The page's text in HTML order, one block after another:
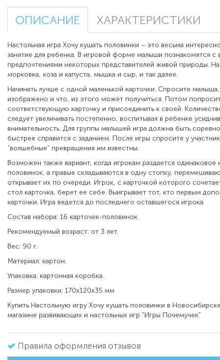
ОПИСАНИЕ ХАРАКТЕРИСТИКИ
Настольная игра Хочу кушать половинки – это весьма
занятие для ребенка. В игровой форме малыши познакомятся с
предпочтениями некоторых представителей живой природы.
морковка, коза и капуста, мышка и сыр, и так далее.
Начинать лучше с одной маленькой карточки. Спросите
изображено и что, из этого может получиться. Потом
соответствующую карточку и присоединить к своей.
следует увеличивать постепенно, воспитывая в ребенке
внимательность. Для группы малышей игра должна быть
быстрее справится с заданием. После игры спросите у
“волшебные” превращения им известны.
Возможен также вариант, когда игрокам раздается одинаковое
половинок, а правые складываются в одну стопку,
открывает их по очереди. Игрок, с карточкой которого
стол карточка, берет ее себе. Выигрывает тот, кто первым
карточки. Игра ведется до последнего оставшегося игрока.
Состав набора: 16 карточек-половинок.
Рекомендуемый возраст: от 3 лет.
Вес: 90 г.
Материал: картон.
Упаковка: картонная коробка.
Размер упаковки: 170х120х35 мм
Купить Настольную игру Хочу кушать половинки в
магазине развивающих и настольных игр "Игры Почемучек"
Правила оформления отзывов